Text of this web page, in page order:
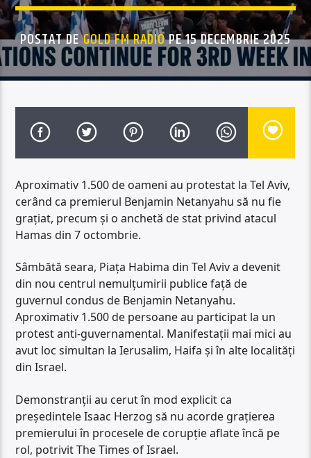
POSTAT DEGOLD FM RADIOPE 15 DECEMBRIE 2025
Aproximativ 1.500 de oameni au protestat la Tel Aviv,
cerând ca premierul Benjamin Netanyahu să nu fie
grațiat, precum și o anchetă de stat privind atacul
Hamas din 7 octombrie.
Sâmbătă seara, Piața Habima din Tel Aviv a devenit
din nou centrul nemulțumirii publice față de
guvernul condus de Benjamin Netanyahu.
Aproximativ 1.500 de persoane au participat la un
protest anti-guvernamental. Manifestații mai mici au
avut loc simultan la Ierusalim, Haifa și în alte localități
din Israel.
Demonstranții au cerut în mod explicit ca
președintele Isaac Herzog să nu acorde grațierea
premierului în procesele de corupție aflate încă pe
rol, potrivit The Times of Israel.